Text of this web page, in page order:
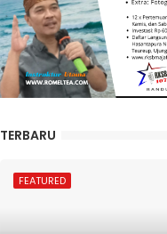
TERBARU
FEATURED